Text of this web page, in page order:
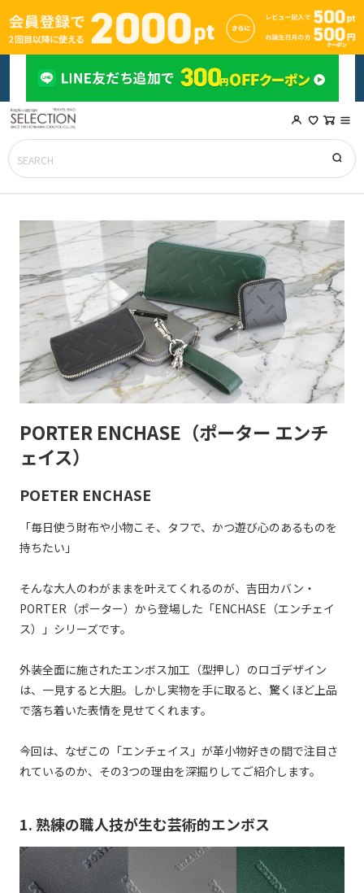
PORTER ENCHASE（ポーター エンチ
ェイス）
POETER ENCHASE
「毎日使う財布や小物こそ、タフで、かつ遊び心のあるものを
持ちたい」
そんな大人のわがままを叶えてくれるのが、吉田カバン・
PORTER（ポーター）から登場した「ENCHASE（エンチェイ
ス）」シリーズです。
外装全面に施されたエンボス加工（型押し）のロゴデザイン
は、一見すると大胆。しかし実物を手に取ると、驚くほど上品
で落ち着いた表情を見せてくれます。
今回は、なぜこの「エンチェイス」が革小物好きの間で注目さ
れているのか、その3つの理由を深掘りしてご紹介します。
1. 熟練の職人技が生む芸術的エンボス